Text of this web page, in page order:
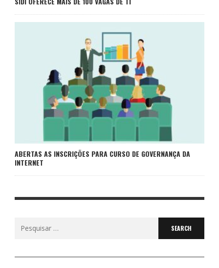
ABERTAS AS INSCRIÇÕES PARA CURSO DE GOVERNANÇA DA
INTERNET